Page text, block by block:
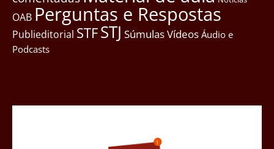
OAB Perguntas e Respostas
Publieditorial STFSTJ SúmulasVídeos Áudio e
Podcasts